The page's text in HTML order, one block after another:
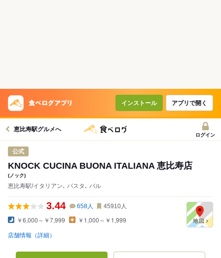
インストール アプリで開く
恵比寿駅グルメへ
ログイン
公式
KNOCK CUCINA BUONA ITALIANA 恵比寿店
(ノック)
恵比寿駅/イタリアン､ パスタ､ バル
3.44 658人 45910人
￥6,000～￥7,999 ￥1,000～￥1,999
店舗情報（詳細）